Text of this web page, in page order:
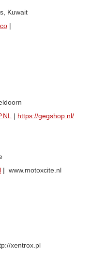
Kuwait
https://gegshop.nl/
| www.motoxcite.nl
xentrox.pl